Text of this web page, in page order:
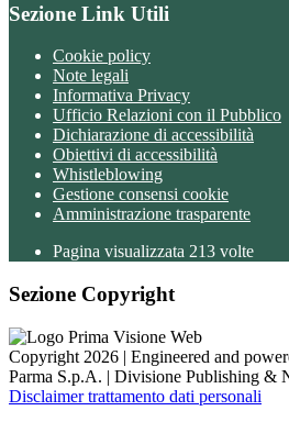
Sezione Link Utili
Cookie policy
Note legali
Informativa Privacy
Ufficio Relazioni con il Pubblico
Dichiarazione di accessibilità
Obiettivi di accessibilità
Whistleblowing
Gestione consensi cookie
Amministrazione trasparente
Pagina visualizzata 213 volte
Sezione Copyright
Copyright 2026 | Engineered and
Parma S.p.A. | Divisione Publishing &
Disclaimer trattamento dati personali